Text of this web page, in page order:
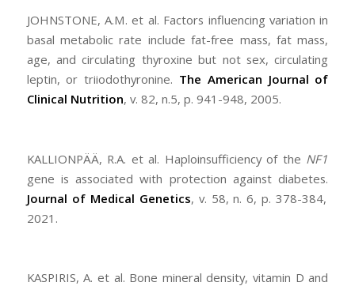
JOHNSTONE, A.M. et al. Factors influencing variation in
basal metabolic rate include fat-free mass, fat mass,
age, and circulating thyroxine but not sex, circulating
leptin, or triiodothyronine. The American Journal of
Clinical Nutrition, v. 82, n.5, p. 941-948, 2005.
KALLIONPÄÄ, R.A. et al. Haploinsufficiency of the NF1
gene is associated with protection against diabetes.
Journal of Medical Genetics, v. 58, n. 6, p. 378-384,
2021.
KASPIRIS, A. et al. Bone mineral density, vitamin D and